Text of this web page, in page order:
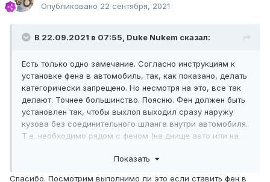
Опубликовано 22 сентября, 2021
В 22.09.2021 в 07:55, Duke Nukem сказал:
Есть только одно замечание. Согласно инструкциям к
установке фена в автомобиль, так, как показано, делать
категорически запрещено. Но несмотря на это, все так
делают. Точнее большинство. Поясню. Фен должен быть
установлен так, чтобы выхлоп выходил сразу наружу
кузова без соединительного шланга внутри автомобиля.
Т.е. необходимо рядом с феном (на днище авто или на
фена, прикрутить фен, и уже на торчащую наружу трубу
Показать
Спасибо. Посмотрим выполнимо ли это если ставить фен в